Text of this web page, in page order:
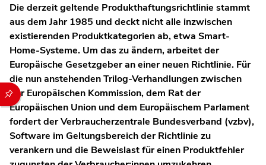
Durch die folgenden Buttons können Sie direkt auf einen
Die derzeit geltende Produkthaftungsrichtlinie stammt
aus dem Jahr 1985 und deckt nicht alle inzwischen
existierenden Produktkategorien ab, etwa Smart-
Home-Systeme. Um das zu ändern, arbeitet der
Europäische Gesetzgeber an einer neuen Richtlinie. Für
die nun anstehenden Trilog-Verhandlungen zwischen
der Europäischen Kommission, dem Rat der
Europäischen Union und dem Europäischem Parlament
fordert der Verbraucherzentrale Bundesverband (vzbv),
Software im Geltungsbereich der Richtlinie zu
verankern und die Beweislast für einen Produktfehler